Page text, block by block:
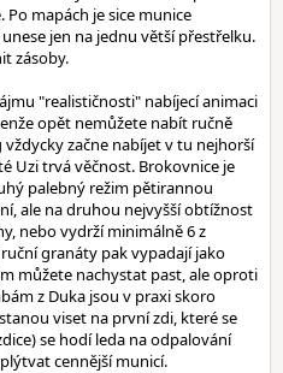
mapách je sice munice
jen na jednu větší přestřelku.
zásoby.
"realističnosti" nabíjecí animaci
opět nemůžete nabít ručně
začne nabíjet v tu nejhorší
Uzi trvá věčnost. Brokovnice je
palebný režim pětirannou
ale na druhou nejvyšší obtížnost
nebo vydrží minimálně 6 z
granáty pak vypadají jako
můžete nachystat past, ale oproti
z Duka jsou v praxi skoro
viset na první zdi, které se
se hodí leda na odpalování
cennější municí.